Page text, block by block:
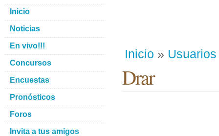
Inicio » Usuarios
Drar
Inicio
Noticias
En vivo!!!
Concursos
Encuestas
Pronósticos
Foros
Invita a tus amigos